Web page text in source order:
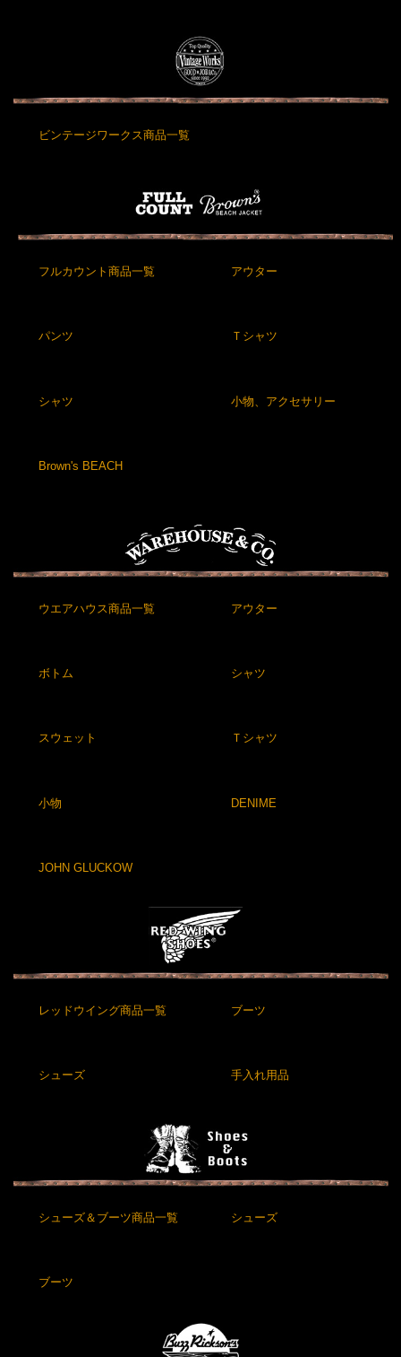
ビンテージワークス商品一覧
フルカウント商品一覧 アウター
パンツ Ｔシャツ
シャツ 小物、アクセサリー
Brown's BEACH
ウエアハウス商品一覧 アウター
ボトム シャツ
スウェット Ｔシャツ
小物 DENIME
JOHN GLUCKOW
レッドウイング商品一覧 ブーツ
シューズ 手入れ用品
シューズ＆ブーツ商品一覧 シューズ
ブーツ